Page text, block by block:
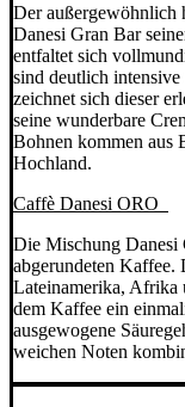
Der außergewöhnlich
Danesi Gran Bar
entfaltet sich
sind deutlich
zeichnet sich dieser
seine wunderbare
Bohnen kommen aus
Hochland.
Caffè Danesi ORO
Die Mischung Danesi
abgerundeten Kaffee.
Lateinamerika, Afrika
dem Kaffee ein
ausgewogene
weichen Noten